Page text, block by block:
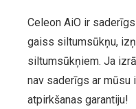
Celeon AiO ir
gaiss siltumsūkņu,
siltumsūkņiem. Ja
nav saderīgs ar mūsu
atpirkšanas garantiju!